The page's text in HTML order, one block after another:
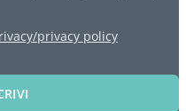
privacy policy